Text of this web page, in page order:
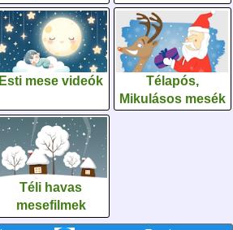
Esti mese videók
Télapós,
Mikulásos mesék
Téli havas
mesefilmek